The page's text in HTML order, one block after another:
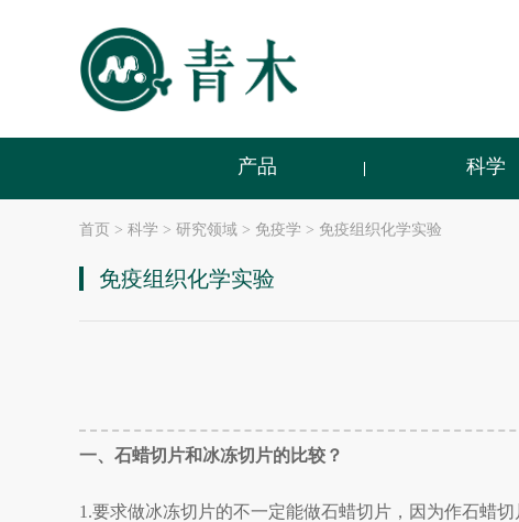
产品 科学
首页 > 科学 > 研究领域 > 免疫学 > 免疫组织化学实验
免疫组织化学实验
一、石蜡切片和冰冻切片的比较？
1.要求做冰冻切片的不一定能做石蜡切片，因为作石蜡